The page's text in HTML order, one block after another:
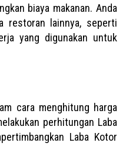
biaya makanan. Anda
restoran lainnya, seperti
yang digunakan untuk
cara menghitung harga
perhitungan Laba
Laba Kotor